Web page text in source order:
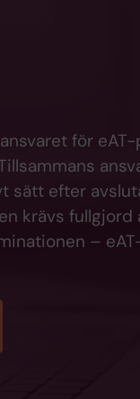
för
sätt efter
krävs
–